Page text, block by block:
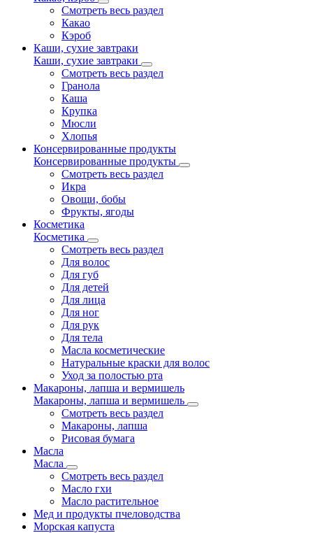
Смотреть весь раздел
Какао
Кэроб
Каши, сухие завтраки
Каши, сухие завтраки
Смотреть весь раздел
Гранола
Каша
Крупка
Мюсли
Хлопья
Консервированные продукты
Консервированные продукты
Смотреть весь раздел
Икра
Овощи, бобы
Фрукты, ягоды
Косметика
Косметика
Смотреть весь раздел
Для волос
Для губ
Для детей
Для лица
Для ног
Для рук
Для тела
Масла косметические
Натуральные краски для волос
Уход за полостью рта
Макароны, лапша и вермишель
Макароны, лапша и вермишель
Смотреть весь раздел
Макароны, лапша
Рисовая бумага
Масла
Масла
Смотреть весь раздел
Масло гхи
Масло растительное
Мед и продукты пчеловодства
Морская капуста